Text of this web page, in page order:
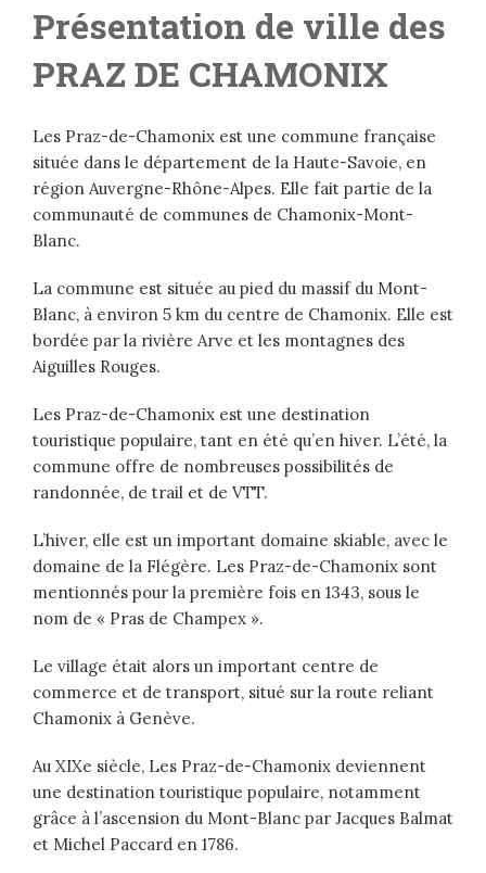
Présentation de ville des
PRAZ DE CHAMONIX
Les Praz-de-Chamonix est une commune française
située dans le département de la Haute-Savoie, en
région Auvergne-Rhône-Alpes. Elle fait partie de la
communauté de communes de Chamonix-Mont-
Blanc.
La commune est située au pied du massif du Mont-
Blanc, à environ 5 km du centre de Chamonix. Elle est
bordée par la rivière Arve et les montagnes des
Aiguilles Rouges.
Les Praz-de-Chamonix est une destination
touristique populaire, tant en été qu’en hiver. L’été, la
commune offre de nombreuses possibilités de
randonnée, de trail et de VTT.
L’hiver, elle est un important domaine skiable, avec le
domaine de la Flégère. Les Praz-de-Chamonix sont
mentionnés pour la première fois en 1343, sous le
nom de « Pras de Champex ».
Le village était alors un important centre de
commerce et de transport, situé sur la route reliant
Chamonix à Genève.
Au XIXe siècle, Les Praz-de-Chamonix deviennent
une destination touristique populaire, notamment
grâce à l’ascension du Mont-Blanc par Jacques Balmat
et Michel Paccard en 1786.